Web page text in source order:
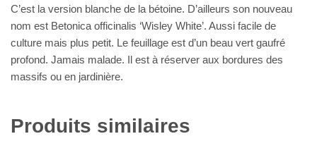
C’est la version blanche de la bétoine. D’ailleurs son nouveau
nom est Betonica officinalis ‘Wisley White’. Aussi facile de
culture mais plus petit. Le feuillage est d’un beau vert gaufré
profond. Jamais malade. Il est à réserver aux bordures des
massifs ou en jardinière.
Produits similaires